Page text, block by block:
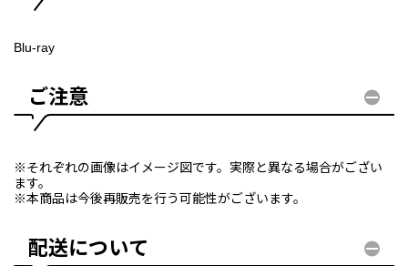
Blu-ray
ご注意
※それぞれの画像はイメージ図です。実際と異なる場合がござい
ます。
※本商品は今後再販売を行う可能性がございます。
配送について